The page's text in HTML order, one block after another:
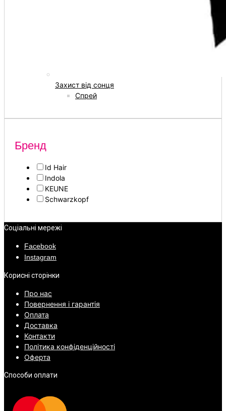
Захист від сонця
Спрей
Бренд
Id Hair
Indola
KEUNE
Schwarzkopf
Соціальні мережі
Facebook
Instagram
Корисні сторінки
Про нас
Повернення і гарантія
Оплата
Доставка
Контакти
Політика конфіденційності
Оферта
Способи оплати